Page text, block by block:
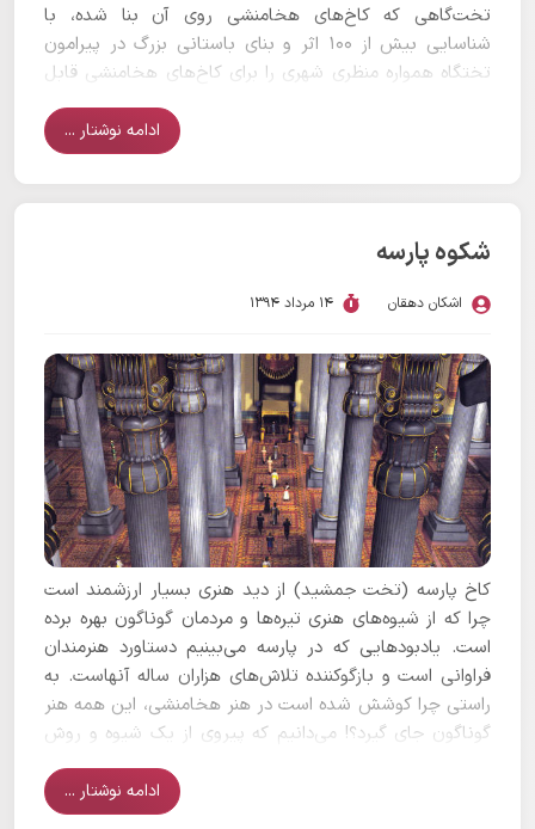
تخت‌گاهی که کاخ‌های هخامنشی روی آن بنا شده، با
شناسایی بیش از ۱۰۰ اثر و بنای باستانی بزرگ در پیرامون
تختگاه همواره منظری شهری را برای کاخ‌های هخامنشی قابل
ادامه نوشتار ...
شکوه پارسه
اشکان دهقان 14 مرداد 1394
کاخ پارسه (تخت جمشید) از دید هنری بسیار ارزشمند است
چرا که از شیوه‌های هنری تیره‌ها و مردمان گوناگون بهره برده
است. یادبودهایی که در پارسه می‌بینیم دستاورد هنرمندان
فراوانی است و بازگوکننده تلاش‌های هزاران ساله آنهاست. به
راستی چرا کوشش شده است در هنر هخامنشی، این همه هنر
گوناگون جای گیرد؟! می‌دانیم که پیروی از یک شیوه و روش
ویژه یک هنر، بسیار ساده‌تر است؛ چرا هخامنشیان این رنج را
ادامه نوشتار ...